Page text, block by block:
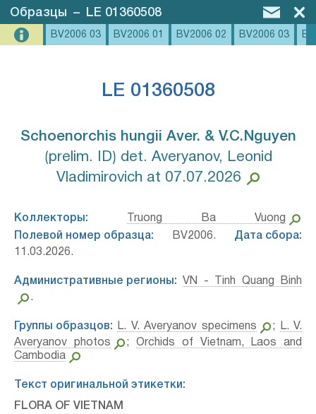
Образцы – LE 01360508
BV2006 03 BV2006 01 BV2006 02 BV2006 03
LE 01360508
Schoenorchis hungii Aver. & V.C.Nguyen⁣
⟮prelim. ID⟯ det. Averyanov, Leonid
Vladimirovich at 07.07.2026
Коллекторы:
Truong Ba Vuong
Полевой номер образца: BV2006. Дата сбора:
11.03.2026.
Административные регионы:
VN - Tinh Quang Binh
.
Группы образцов: L. V. Averyanov specimens ;
L. V.
Averyanov photos
;Orchids of Vietnam, Laos and
Cambodia
Текст оригинальной этикетки:
FLORA OF VIETNAM